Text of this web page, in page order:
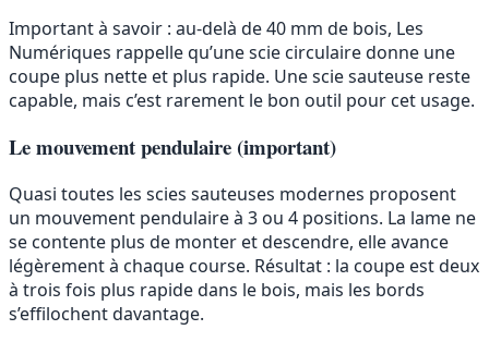
Important à savoir : au-delà de 40 mm de bois, Les
Numériques rappelle qu’une scie circulaire donne une
coupe plus nette et plus rapide. Une scie sauteuse reste
capable, mais c’est rarement le bon outil pour cet usage.
Le mouvement pendulaire (important)
Quasi toutes les scies sauteuses modernes proposent
un mouvement pendulaire à 3 ou 4 positions. La lame ne
se contente plus de monter et descendre, elle avance
légèrement à chaque course. Résultat : la coupe est deux
à trois fois plus rapide dans le bois, mais les bords
s’effilochent davantage.